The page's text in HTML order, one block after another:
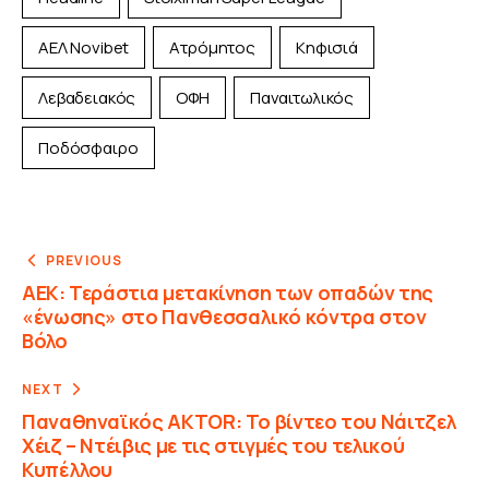
ΑΕΛ Novibet Ατρόμητος Κηφισιά
Λεβαδειακός ΟΦΗ Παναιτωλικός
Ποδόσφαιρο
PREVIOUS
ΑΕΚ: Τεράστια μετακίνηση των οπαδών της
«ένωσης» στο Πανθεσσαλικό κόντρα στον
Βόλο
NEXT
Παναθηναϊκός AKTOR: Το βίντεο του Νάιτζελ
Χέιζ – Ντέιβις με τις στιγμές του τελικού
Κυπέλλου